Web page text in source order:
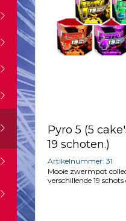
Pyro 5 (5
19 schoten.)
Artikelnummer: 31
Mooie zwermpot
verschillende 19 schots